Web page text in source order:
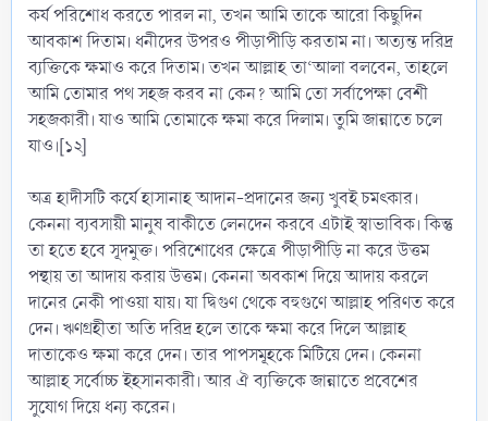
কর্য পরিশোধ করতে পারল না, তখন আমি তাকে আরো কিছুদিন
আবকাশ দিতাম। ধনীদের উপরও পীড়াপীড়ি করতাম না। অত্যন্ত দরিদ্র
ব্যক্তিকে ক্ষমাও করে দিতাম। তখন আল্লাহ তা‘আলা বলবেন, তাহলে
আমি তোমার পথ সহজ করব না কেন? আমি তো সর্বাপেক্ষা বেশী
সহজকারী। যাও আমি তোমাকে ক্ষমা করে দিলাম। তুমি জান্নাতে চলে
যাও।[১২]
অত্র হাদীসটি কর্যে হাসানাহ আদান-প্রদানের জন্য খুবই চমৎকার।
কেননা ব্যবসায়ী মানুষ বাকীতে লেনদেন করবে এটাই স্বাভাবিক। কিন্তু
তা হতে হবে সূদমুক্ত। পরিশোধের ক্ষেত্রে পীড়াপীড়ি না করে উত্তম
পন্থায় তা আদায় করায় উত্তম। কেননা অবকাশ দিয়ে আদায় করলে
দানের নেকী পাওয়া যায়। যা দ্বিগুণ থেকে বহুগুণে আল্লাহ পরিণত করে
দেন। ঋণগ্রহীতা অতি দরিদ্র হলে তাকে ক্ষমা করে দিলে আল্লাহ
দাতাকেও ক্ষমা করে দেন। তার পাপসমূহকে মিটিয়ে দেন। কেননা
আল্লাহ সর্বোচ্চ ইহসানকারী। আর ঐ ব্যক্তিকে জান্নাতে প্রবেশের
সুযোগ দিয়ে ধন্য করেন।